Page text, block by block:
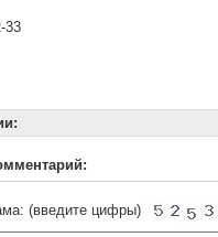
33
(введите цифры)